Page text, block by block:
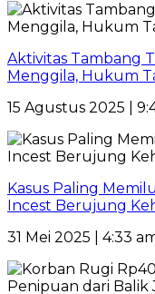
Aktivitas Tambang
Menggila, Hukum
15 Agustus 2025 |
Kasus Paling
Incest Berujung
31 Mei 2025 | 4:33